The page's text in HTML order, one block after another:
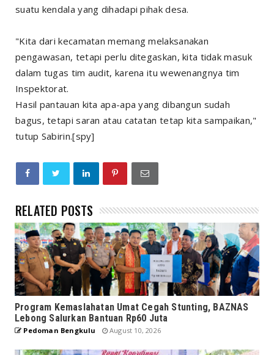
suatu kendala yang dihadapi pihak desa.
"Kita dari kecamatan memang melaksanakan
pengawasan, tetapi perlu ditegaskan, kita tidak masuk
dalam tugas tim audit, karena itu wewenangnya tim
Inspektorat.
Hasil pantauan kita apa-apa yang dibangun sudah
bagus, tetapi saran atau catatan tetap kita sampaikan,"
tutup Sabirin.[spy]
RELATED POSTS
Program Kemaslahatan Umat Cegah Stunting, BAZNAS
Lebong Salurkan Bantuan Rp60 Juta
Pedoman Bengkulu August 10, 2026